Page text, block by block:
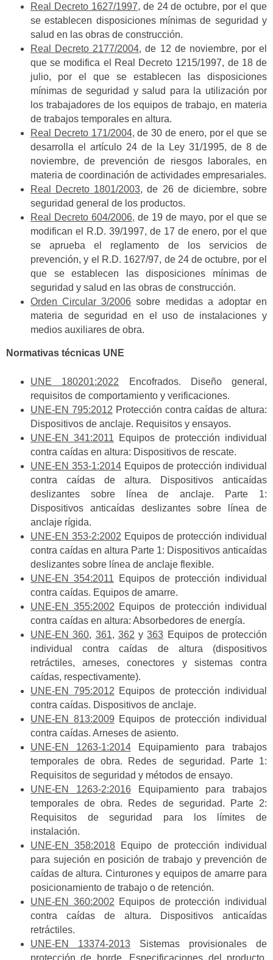
Real Decreto 1627/1997, de 24 de octubre, por el que
se establecen disposiciones mínimas de seguridad y
salud en las obras de construcción.
Real Decreto 2177/2004, de 12 de noviembre, por el
que se modifica el Real Decreto 1215/1997, de 18 de
julio, por el que se establecen las disposiciones
mínimas de seguridad y salud para la utilización por
los trabajadores de los equipos de trabajo, en materia
de trabajos temporales en altura.
Real Decreto 171/2004, de 30 de enero, por el que se
desarrolla el artículo 24 de la Ley 31/1995, de 8 de
noviembre, de prevención de riesgos laborales, en
materia de coordinación de actividades empresariales.
Real Decreto 1801/2003, de 26 de diciembre, sobre
seguridad general de los productos.
Real Decreto 604/2006, de 19 de mayo, por el que se
modifican el R.D. 39/1997, de 17 de enero, por el que
se aprueba el reglamento de los servicios de
prevención, y el R.D. 1627/97, de 24 de octubre, por el
que se establecen las disposiciones mínimas de
seguridad y salud en las obras de construcción.
Orden Circular 3/2006 sobre medidas a adoptar en
materia de seguridad en el uso de instalaciones y
medios auxiliares de obra.
Normativas técnicas UNE
UNE 180201:2022 Encofrados. Diseño general,
requisitos de comportamiento y verificaciones.
UNE-EN 795:2012 Protección contra caídas de altura:
Dispositivos de anclaje. Requisitos y ensayos.
UNE-EN 341:2011 Equipos de protección individual
contra caídas en altura: Dispositivos de rescate.
UNE-EN 353-1:2014Equipos de protección individual
contra caídas de altura. Dispositivos anticaídas
deslizantes sobre línea de anclaje. Parte 1:
Dispositivos anticaídas deslizantes sobre línea de
anclaje rígida.
UNE-EN 353-2:2002 Equipos de protección individual
contra caídas en altura Parte 1: Dispositivos anticaídas
deslizantes sobre línea de anclaje flexible.
UNE-EN 354:2011 Equipos de protección individual
contra caídas. Equipos de amarre.
UNE-EN 355:2002 Equipos de protección individual
contra caídas en altura: Absorbedores de energía.
UNE-EN 360, 361, 362 y363 Equipos de protección
individual contra caídas de altura (dispositivos
retráctiles, arneses, conectores y sistemas contra
caídas, respectivamente).
UNE-EN 795:2012 Equipos de protección individual
contra caídas. Dispositivos de anclaje.
UNE-EN 813:2009 Equipos de protección individual
contra caídas. Arneses de asiento.
UNE-EN 1263-1:2014Equipamiento para trabajos
temporales de obra. Redes de seguridad. Parte 1:
Requisitos de seguridad y métodos de ensayo.
UNE-EN 1263-2:2016Equipamiento para trabajos
temporales de obra. Redes de seguridad. Parte 2:
Requisitos de seguridad para los límites de
instalación.
UNE-EN 358:2018 Equipo de protección individual
para sujeción en posición de trabajo y prevención de
caídas de altura. Cinturones y equipos de amarre para
posicionamiento de trabajo o de retención.
UNE-EN 360:2002 Equipos de protección individual
contra caídas de altura. Dispositivos anticaídas
retráctiles.
UNE-EN 13374-2013 Sistemas provisionales de
protección de borde. Especificaciones del producto.